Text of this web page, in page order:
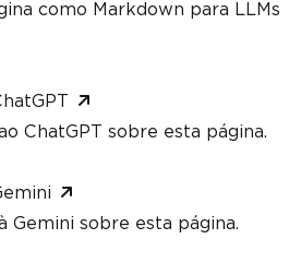
como Markdown para LLMs
ChatGPT sobre esta página.
Gemini sobre esta página.